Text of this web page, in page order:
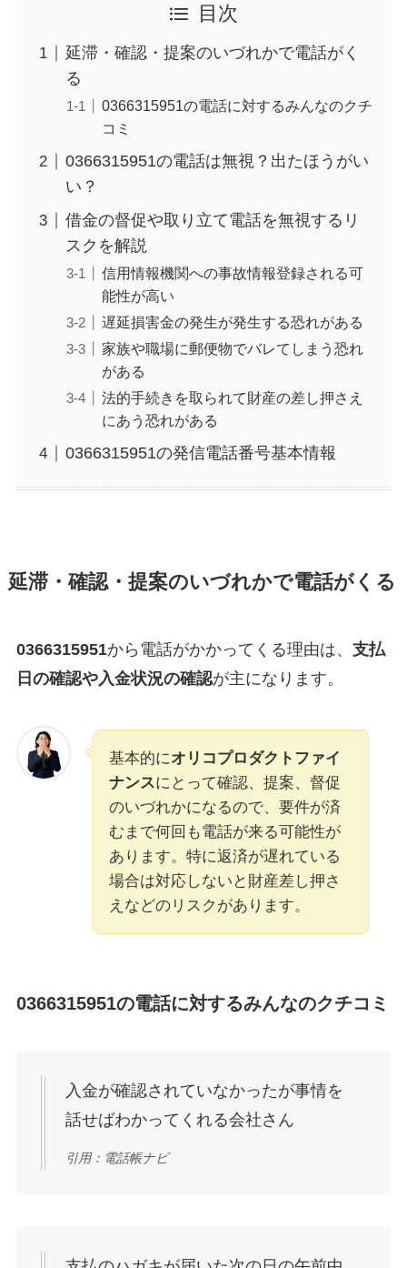
目次
延滞・確認・提案のいづれかで電話がく
る
0366315951の電話に対するみんなのクチ
コミ
0366315951の電話は無視？出たほうがい
い？
借金の督促や取り立て電話を無視するリ
スクを解説
信用情報機関への事故情報登録される可
能性が高い
遅延損害金の発生が発生する恐れがある
家族や職場に郵便物でバレてしまう恐れ
がある
法的手続きを取られて財産の差し押さえ
にあう恐れがある
0366315951の発信電話番号基本情報
延滞・確認・提案のいづれかで電話がくる
0366315951から電話がかかってくる理由は、 支払
日の確認や入金状況の確認が主になります。
基本的にオリコプロダクトファイ
ナンスにとって確認、提案、督促
のいづれかになるので、要件が済
むまで何回も電話が来る可能性が
あります。特に返済が遅れている
場合は対応しないと財産差し押さ
えなどのリスクがあります。
0366315951の電話に対するみんなのクチコミ
入金が確認されていなかったが事情を
話せばわかってくれる会社さん
引用：電話帳ナビ